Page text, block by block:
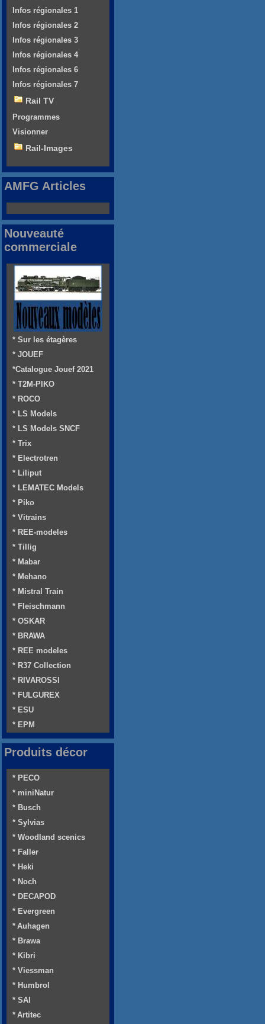
Infos régionales 1
Infos régionales 2
Infos régionales 3
Infos régionales 4
Infos régionales 6
Infos régionales 7
Rail TV
Programmes
Visionner
Rail-Images
AMFG Articles
Nouveauté
commerciale
* Sur les étagères
* JOUEF
*Catalogue Jouef 2021
* T2M-PIKO
* ROCO
* LS Models
* LS Models SNCF
* Trix
* Electrotren
* Liliput
* LEMATEC Models
* Piko
* Vitrains
* REE-modeles
* Tillig
* Mabar
* Mehano
* Mistral Train
* Fleischmann
* OSKAR
* BRAWA
* REE modeles
* R37 Collection
* RIVAROSSI
* FULGUREX
* ESU
* EPM
Produits décor
* PECO
* miniNatur
* Busch
* Sylvias
* Woodland scenics
* Faller
* Heki
* Noch
* DECAPOD
* Evergreen
* Auhagen
* Brawa
* Kibri
* Viessman
* Humbrol
* SAI
* Artitec